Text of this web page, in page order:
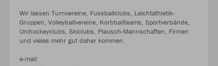
Wir lassen Turnvereine, Fussballclubs, Leichtathletik-
Gruppen, Volleyballvereine, Korbballteams, Sportverbände,
Unihockeyclubs, Skiclubs, Plausch-Mannschaften, Firmen
und vieles mehr gut daher kommen.
e-mail: